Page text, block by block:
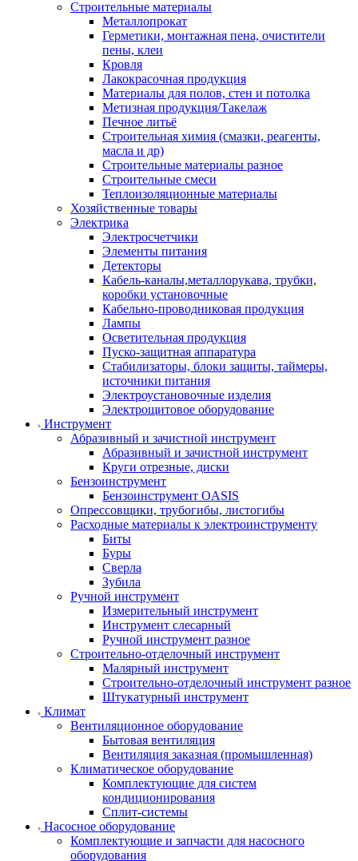
Строительные материалы
Металлопрокат
Герметики, монтажная пена, очистители
пены, клеи
Кровля
Лакокрасочная продукция
Материалы для полов, стен и потолка
Метизная продукция/Такелаж
Печное литьё
Строительная химия (смазки, реагенты,
масла и др)
Строительные материалы разное
Строительные смеси
Теплоизоляционные материалы
Хозяйственные товары
Электрика
Электросчетчики
Элементы питания
Детекторы
Кабель-каналы,металлорукава, трубки,
коробки установочные
Кабельно-проводниковая продукция
Лампы
Осветительная продукция
Пуско-защитная аппаратура
Стабилизаторы, блоки защиты, таймеры,
источники питания
Электроустановочные изделия
Электрощитовое оборудование
Инструмент
Абразивный и зачистной инструмент
Абразивный и зачистной инструмент
Круги отрезные, диски
Бензоинструмент
Бензоинструмент OASIS
Опрессовщики, трубогибы, листогибы
Расходные материалы к электроинструменту
Биты
Буры
Сверла
Зубила
Ручной инструмент
Измерительный инструмент
Инструмент слесарный
Ручной инструмент разное
Строительно-отделочный инструмент
Малярный инструмент
Строительно-отделочный инструмент разное
Штукатурный инструмент
Климат
Вентиляционное оборудование
Бытовая вентиляция
Вентиляция заказная (промышленная)
Климатическое оборудование
Комплектующие для систем
кондиционирования
Сплит-системы
Насосное оборудование
Комплектующие и запчасти для насосного
оборудования